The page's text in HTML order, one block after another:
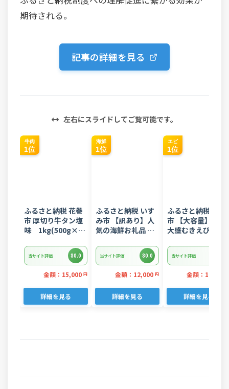
期待される。
記事の詳細を見る
左右にスライドしてご覧可能です。
牛肉
1位
ふるさと納税 花巻
市 厚切り牛タン塩
味 1kg(500g×2
当サイト評価 80.0
金額：15,000 円
詳細を見る
海鮮
1位
ふるさと納税 いす
み市 【訳あり】人
気の海鮮お礼品 チ
り落とし(端材)約
3kg
当サイト評価 80.0
金額：12,000 円
詳細を見る
エビ
1位
ふるさと納税 西尾
市 【大容量】特大
大盛むきえび
当サイト評価
金額：12,000
詳細を見る